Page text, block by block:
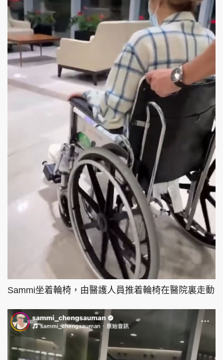
Sammi坐着輪椅，由醫護人員推着輪椅在醫院裏走動